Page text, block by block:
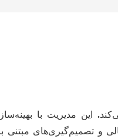
.
این مدیریت با
و تصمیم‌گیری‌های مبتنی